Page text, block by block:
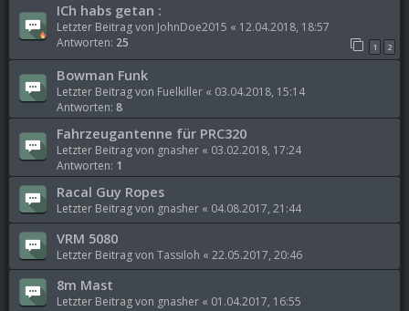
ICh habs getan :
Letzter Beitrag von JohnDoe2015 « 12.04.2018, 18:57
Antworten: 25 1 2
Bowman Funk
Letzter Beitrag von Fuelkiller « 03.04.2018, 15:14
Antworten: 8
Fahrzeugantenne für PRC320
Letzter Beitrag von gnasher « 03.02.2018, 17:24
Antworten: 1
Racal Guy Ropes
Letzter Beitrag von gnasher « 04.08.2017, 21:44
VRM 5080
Letzter Beitrag von Tassiloh « 22.05.2017, 20:46
8m Mast
Letzter Beitrag von gnasher « 01.04.2017, 16:55